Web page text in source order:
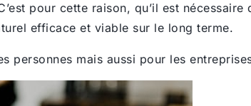
pour cette raison, qu’il est
efficace et viable sur le long terme.
personnes mais aussi pour les